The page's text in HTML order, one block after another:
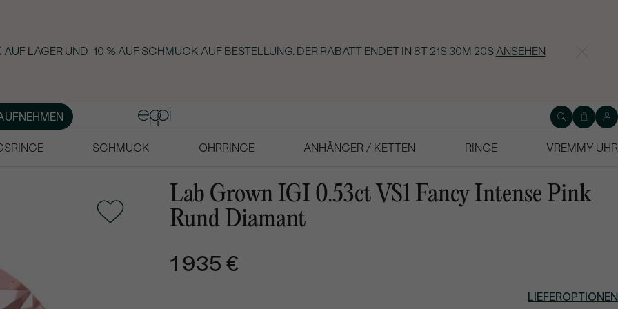
LAGER UND -10 % AUF SCHMUCK AUF BESTELLUNG. DER RABATT ENDET IN 8T 21S 30M 19S ANSEHEN
SCHMUCK OHRRINGE ANHÄNGER / KETTEN RINGE VREMMY UHR
Lab Grown IGI 0.53ct VS1 Fancy Intense Pink
Rund Diamant
1 935 €
LIEFEROPTIONEN